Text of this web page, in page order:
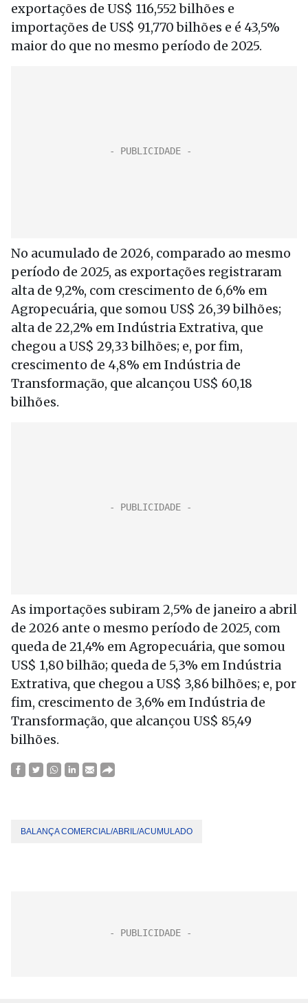
exportações de US$ 116,552 bilhões e
importações de US$ 91,770 bilhões e é 43,5%
maior do que no mesmo período de 2025.
No acumulado de 2026, comparado ao mesmo
período de 2025, as exportações registraram
alta de 9,2%, com crescimento de 6,6% em
Agropecuária, que somou US$ 26,39 bilhões;
alta de 22,2% em Indústria Extrativa, que
chegou a US$ 29,33 bilhões; e, por fim,
crescimento de 4,8% em Indústria de
Transformação, que alcançou US$ 60,18
bilhões.
As importações subiram 2,5% de janeiro a abril
de 2026 ante o mesmo período de 2025, com
queda de 21,4% em Agropecuária, que somou
US$ 1,80 bilhão; queda de 5,3% em Indústria
Extrativa, que chegou a US$ 3,86 bilhões; e, por
fim, crescimento de 3,6% em Indústria de
Transformação, que alcançou US$ 85,49
bilhões.
BALANÇA COMERCIAL/ABRIL/ACUMULADO